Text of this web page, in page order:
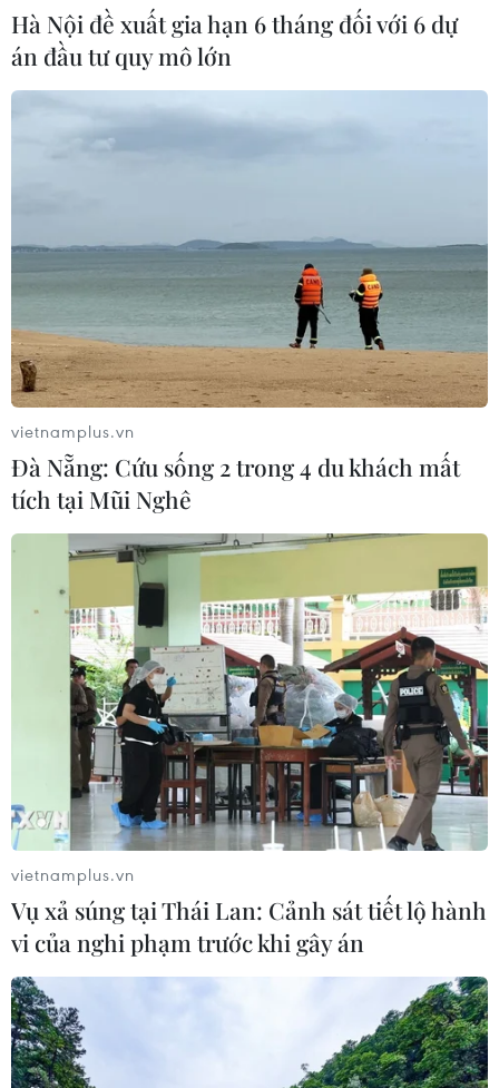
mang tên Ronaldo
19/06/2017 12:00
Trước thông tin Bayern Munich đang lên kế hoạch chiêu
mộ Ronaldo, Giám đốc điều hành Karl-Heinz
Rummenigge đã thẳng thắn khẳng định đây chỉ là tin
không đúng sự thật.
Confederations Cup 2017 với Nga-Bồ Đào
Nha: Siêu sao và tráng sỹ
21/06/2017 11:42
Trên sân vận động Spartak ở thủ đô Moskva, đội tuyển
Nga sẽ bước vào trận đấu thứ hai trong khuôn khổ Cúp
liên đoàn các châu lục (Confederations Cup) 2017, với
đội tuyển Bồ Đào Nha.
Hà Nội đề xuất gia hạn 6 tháng đối với 6 dự
án đầu tư quy mô lớn
vietnamplus.vn
Đà Nẵng: Cứu sống 2 trong 4 du khách mất
tích tại Mũi Nghê
vietnamplus.vn
Vụ xả súng tại Thái Lan: Cảnh sát tiết lộ hành
vi của nghi phạm trước khi gây án